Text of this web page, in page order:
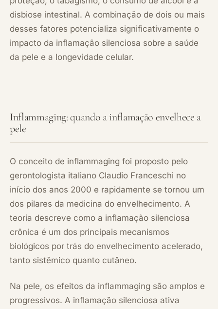
disbiose intestinal. A combinação de dois ou mais
desses fatores potencializa significativamente o
impacto da inflamação silenciosa sobre a saúde
da pele e a longevidade celular.
Inflammaging: quando a inflamação envelhece a
pele
O conceito de inflammaging foi proposto pelo
gerontologista italiano Claudio Franceschi no
início dos anos 2000 e rapidamente se tornou um
dos pilares da medicina do envelhecimento. A
teoria descreve como a inflamação silenciosa
crônica é um dos principais mecanismos
biológicos por trás do envelhecimento acelerado,
tanto sistêmico quanto cutâneo.
Na pele, os efeitos da inflammaging são amplos e
progressivos. A inflamação silenciosa ativa